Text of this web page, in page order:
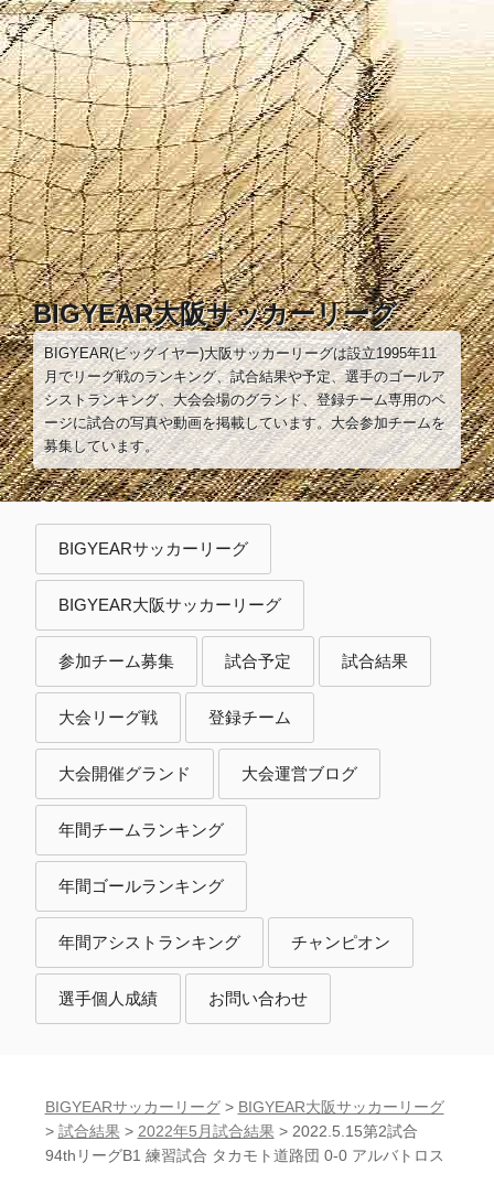
コ
ン
テ
ン
ツ
へ
ス
キ
ッ
プ
BIGYEAR大阪サッカーリーグ
BIGYEAR(ビッグイヤー)大阪サッカーリーグは設立1995年11
月でリーグ戦のランキング、試合結果や予定、選手のゴールア
シストランキング、大会会場のグランド、登録チーム専用のペ
ージに試合の写真や動画を掲載しています。大会参加チームを
募集しています。
BIGYEARサッカーリーグ
BIGYEAR大阪サッカーリーグ
参加チーム募集 試合予定 試合結果
大会リーグ戦 登録チーム
大会開催グランド 大会運営ブログ
年間チームランキング
年間ゴールランキング
年間アシストランキング チャンピオン
選手個人成績 お問い合わせ
BIGYEARサッカーリーグ> BIGYEAR大阪サッカーリーグ
> 試合結果 > 2022年5月試合結果 > 2022.5.15第2試合
94thリーグB1 練習試合 タカモト道路団 0-0 アルバトロス